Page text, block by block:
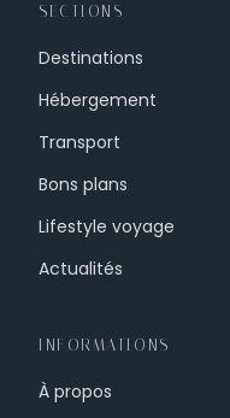
SECTIONS
Destinations
Hébergement
Transport
Bons plans
Lifestyle voyage
Actualités
INFORMATIONS
À propos